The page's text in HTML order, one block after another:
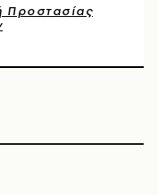
Προστασίας